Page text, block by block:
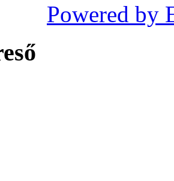
Powered by